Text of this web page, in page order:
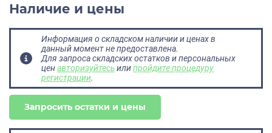
Наличие и цены
Информация о складском наличии и ценах в
данный момент не предоставлена.
Для запроса складских остатков и персональных
ценавторизуйтесьилипройдите процедуру
регистрации.
Запросить остатки и цены